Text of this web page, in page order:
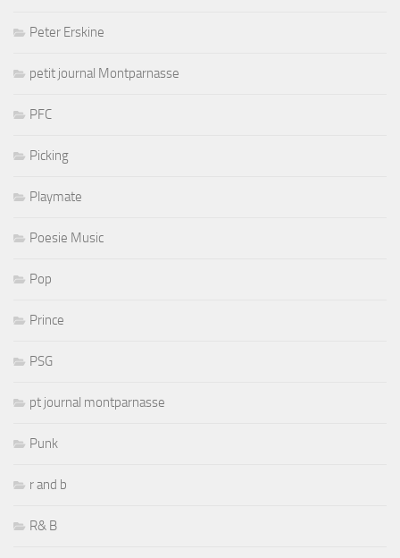
Peter Erskine
petit journal Montparnasse
PFC
Picking
Playmate
Poesie Music
Pop
Prince
PSG
pt journal montparnasse
Punk
r and b
R& B